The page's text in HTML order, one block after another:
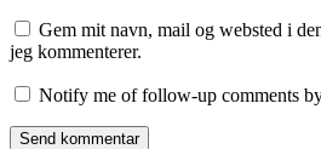
Gem mit navn, mail og websted i
jeg kommenterer.
Notify me of follow-up comments